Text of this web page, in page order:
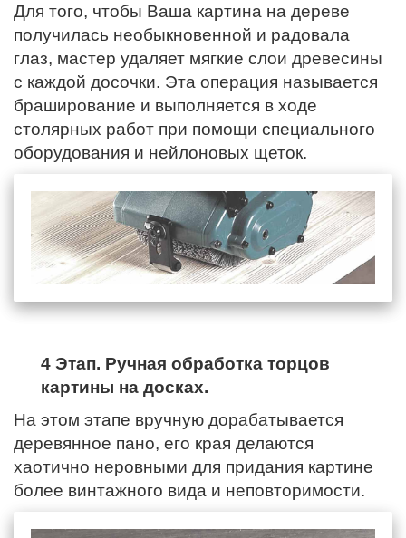
Для того, чтобы Ваша картина на дереве
получилась необыкновенной и радовала
глаз, мастер удаляет мягкие слои древесины
с каждой досочки. Эта операция называется
браширование и выполняется в ходе
столярных работ при помощи специального
оборудования и нейлоновых щеток.
4 Этап. Ручная обработка торцов
картины на досках.
На этом этапе вручную дорабатывается
деревянное пано, его края делаются
хаотично неровными для придания картине
более винтажного вида и неповторимости.